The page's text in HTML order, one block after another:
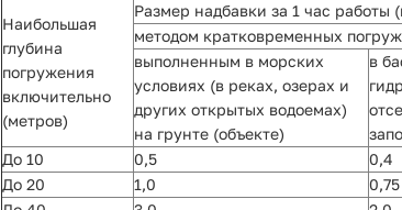
Наибольшая
глубина
погружения
включительно
(метров)
Размер надбавки за 1 час работы
методом кратковременных
выполненным в морских
условиях (в реках, озерах и
других открытых водоемах)
на грунте (объекте)
в
До 10
0,5 0,4
До 20
1,0 0,75